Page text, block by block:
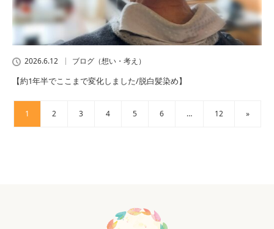
2026.6.12 ブログ（想い・考え）
【約1年半でここまで変化しました/脱白髪染め】
1 2 3 4 5 6 … 12 »